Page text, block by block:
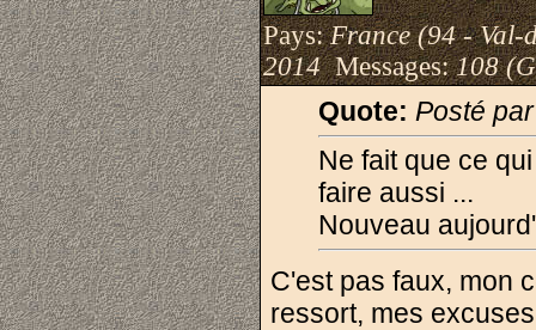
Pays:France (94 - Val-
2014Messages:108
Quote: Posté
Ne fait que ce
faire aussi ...
Nouveau
C'est pas faux, mon
ressort, mes